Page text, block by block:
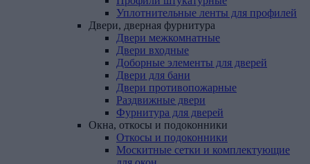
Уплотнительные ленты для профилей
Двери, дверная фурнитура
Двери межкомнатные
Двери входные
Доборные элементы для дверей
Двери для бани
Двери противопожарные
Раздвижные двери
Фурнитура для дверей
Окна, откосы и подоконники
Откосы и подоконники
Москитные сетки и комплектующие